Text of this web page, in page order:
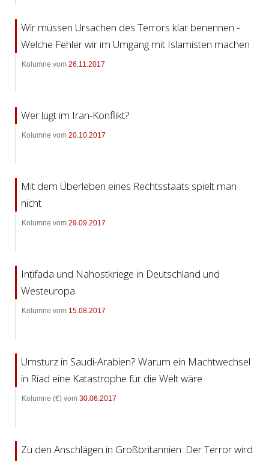
Wir müssen Ursachen des Terrors klar benennen -
Welche Fehler wir im Umgang mit Islamisten machen
Kolumne vom 26.11.2017
Wer lügt im Iran-Konflikt?
Kolumne vom 20.10.2017
Mit dem Überleben eines Rechtsstaats spielt man
nicht
Kolumne vom 29.09.2017
Intifada und Nahostkriege in Deutschland und
Westeuropa
Kolumne vom 15.08.2017
Umsturz in Saudi-Arabien? Warum ein Machtwechsel
in Riad eine Katastrophe für die Welt wäre
Kolumne (€) vom 30.06.2017
Zu den Anschlägen in Großbritannien: Der Terror wird